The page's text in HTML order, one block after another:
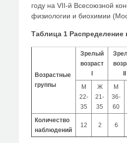
году на VII-й Всесоюзной
физиологии и биохимии
Таблица 1
Возрастные
группы
Зрелый
возраст
I
II
М
22-
35
Ж
21-
35
М
36-
60
Количество
наблюдений
12 2 6